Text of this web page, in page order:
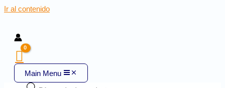
Ir al contenido
Main Menu